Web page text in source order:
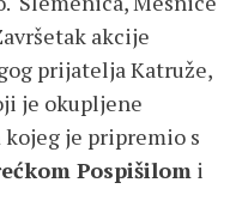
akcije
prijatelja Katruže,
je okupljene
je pripremio s
Pospišilom i